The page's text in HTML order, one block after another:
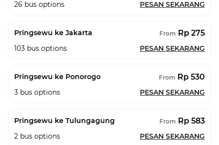
26 bus options PESAN SEKARANG
Pringsewu ke Jakarta From Rp 275
103 bus options PESAN SEKARANG
Pringsewu ke Ponorogo From Rp 530
3 bus options PESAN SEKARANG
Pringsewu ke Tulungagung From Rp 583
2 bus options PESAN SEKARANG